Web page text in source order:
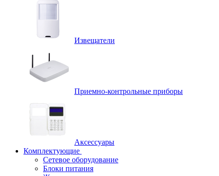
Извещатели
Приемно-контрольные приборы
Аксессуары
Комплектующие
Сетевое оборудование
Блоки питания